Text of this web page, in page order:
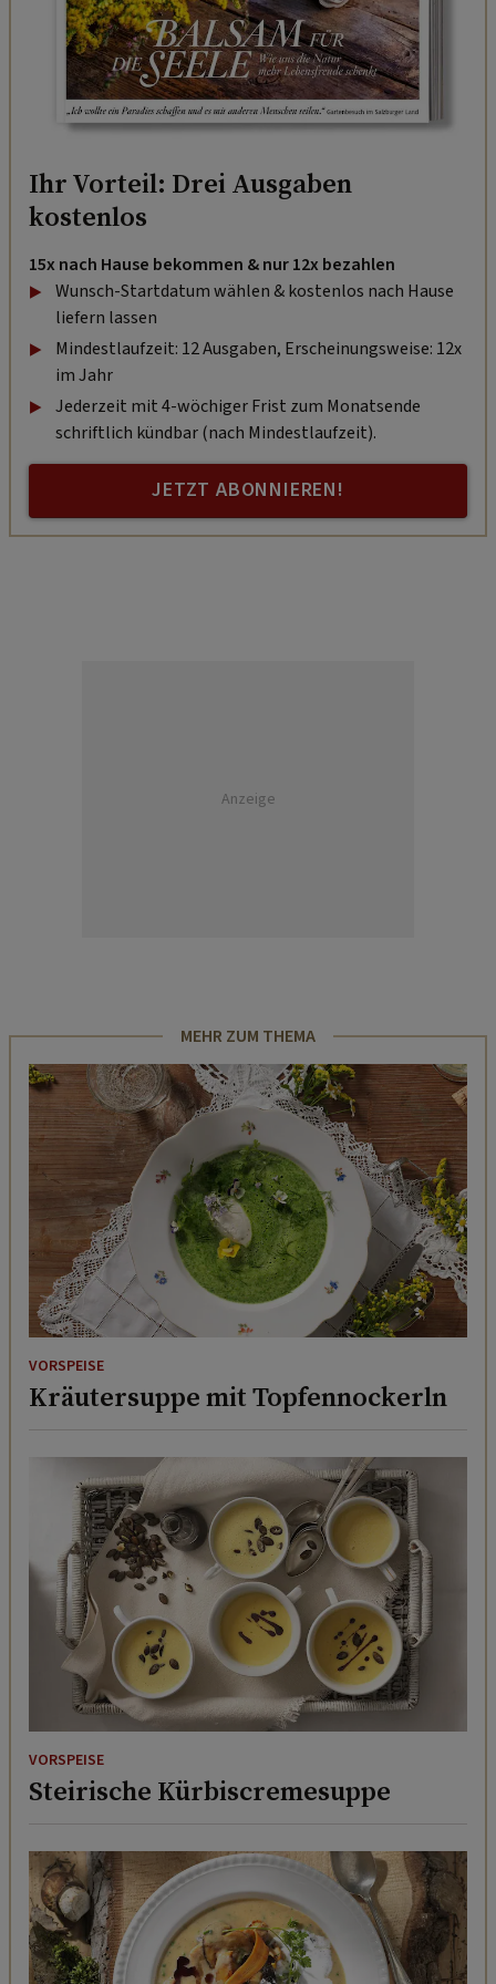
Ihr Vorteil: Drei Ausgaben
kostenlos
15x nach Hause bekommen & nur 12x bezahlen
Wunsch-Startdatum wählen & kostenlos nach Hause
liefern lassen
Mindestlaufzeit: 12 Ausgaben, Erscheinungsweise: 12x
im Jahr
Jederzeit mit 4-wöchiger Frist zum Monatsende
schriftlich kündbar (nach Mindestlaufzeit).
JETZT ABONNIEREN!
Anzeige
MEHR ZUM THEMA
VORSPEISE
Kräutersuppe mit Topfennockerln
VORSPEISE
Steirische Kürbiscremesuppe